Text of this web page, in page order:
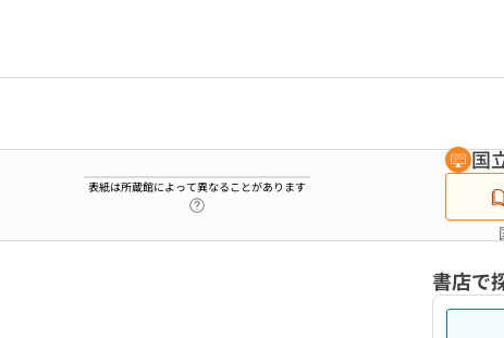
表紙は所蔵館によって異なることがあります
国
書店で